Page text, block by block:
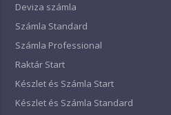
Deviza számla
Számla Standard
Számla Professional
Raktár Start
Készlet és Számla Start
Készlet és Számla Standard